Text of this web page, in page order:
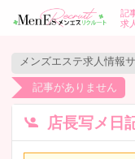
記
求
記事がありません
店長写メ日